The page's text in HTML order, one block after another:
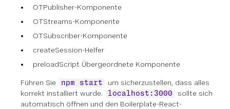
OTPublisher-Komponente
OTStreams-Komponente
OTSubscriber-Komponente
createSession-Helfer
preloadScript Übergeordnete Komponente
Führen Sie npm start
um sicherzustellen, dass alles
korrekt installiert wurde.
localhost:3000
sollte sich
automatisch öffnen und den Boilerplate-React-